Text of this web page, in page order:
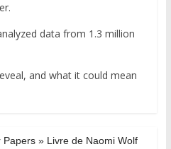
data from 1.3 million
and what it could mean
Papers » Livre de Naomi Wolf